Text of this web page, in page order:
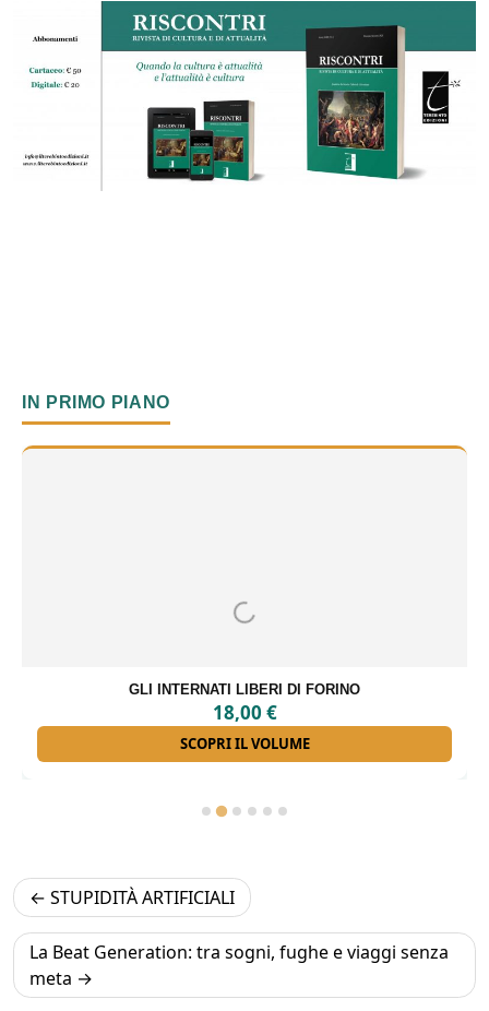
IN PRIMO PIANO
GLI INTERNATI LIBERI DI FORINO
18,00 €
SCOPRI IL VOLUME
Navigazione
articoli
STUPIDITÀ ARTIFICIALI
La Beat Generation: tra sogni, fughe e viaggi senza
meta